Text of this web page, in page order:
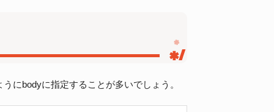
にbodyに指定することが多いでしょう。